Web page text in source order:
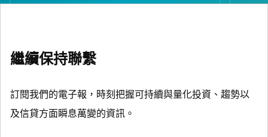
繼續保持聯繫
訂閱我們的電子報，時刻把握可持續與量化投資、趨勢以
及信貸方面瞬息萬變的資訊。